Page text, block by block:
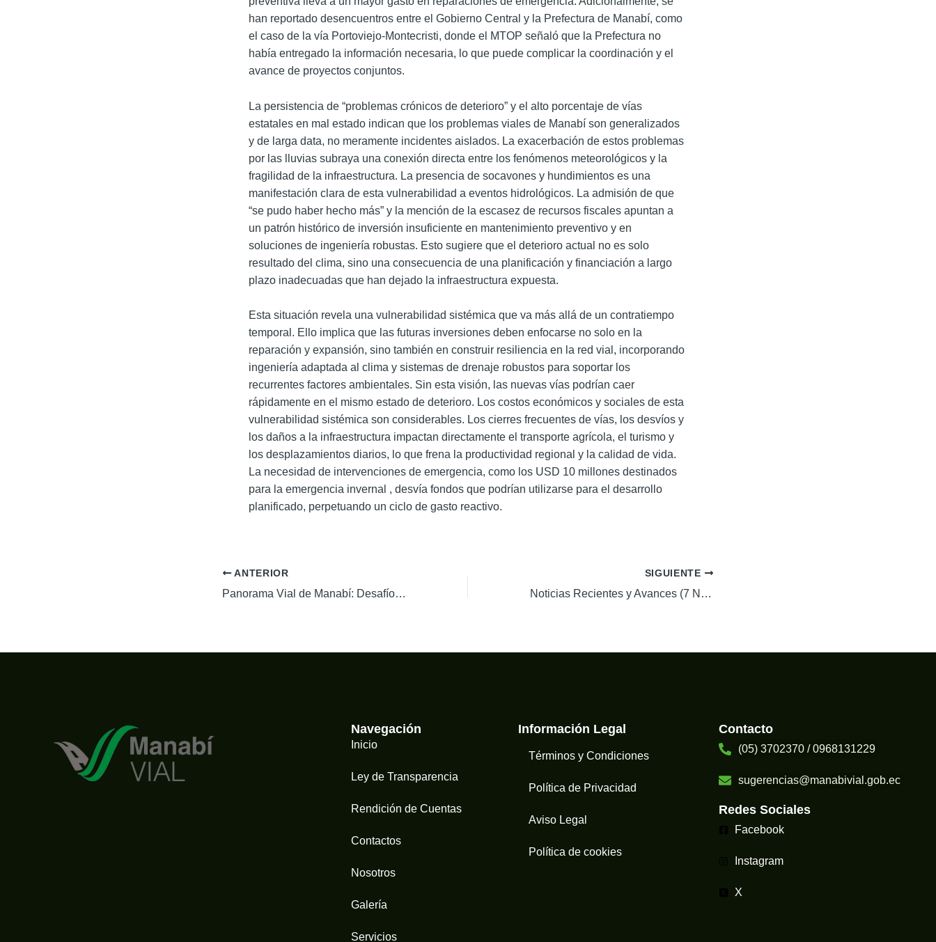
han reportado desencuentros entre el Gobierno Central y la Prefectura de Manabí, como
el caso de la vía Portoviejo-Montecristi, donde el MTOP señaló que la Prefectura no
había entregado la información necesaria, lo que puede complicar la coordinación y el
avance de proyectos conjuntos.
La persistencia de “problemas crónicos de deterioro” y el alto porcentaje de vías
estatales en mal estado indican que los problemas viales de Manabí son generalizados
y de larga data, no meramente incidentes aislados. La exacerbación de estos problemas
por las lluvias subraya una conexión directa entre los fenómenos meteorológicos y la
fragilidad de la infraestructura. La presencia de socavones y hundimientos es una
manifestación clara de esta vulnerabilidad a eventos hidrológicos. La admisión de que
“se pudo haber hecho más” y la mención de la escasez de recursos fiscales apuntan a
un patrón histórico de inversión insuficiente en mantenimiento preventivo y en
soluciones de ingeniería robustas. Esto sugiere que el deterioro actual no es solo
resultado del clima, sino una consecuencia de una planificación y financiación a largo
plazo inadecuadas que han dejado la infraestructura expuesta.
Esta situación revela una vulnerabilidad sistémica que va más allá de un contratiempo
temporal. Ello implica que las futuras inversiones deben enfocarse no solo en la
reparación y expansión, sino también en construir resiliencia en la red vial, incorporando
ingeniería adaptada al clima y sistemas de drenaje robustos para soportar los
recurrentes factores ambientales. Sin esta visión, las nuevas vías podrían caer
rápidamente en el mismo estado de deterioro. Los costos económicos y sociales de esta
vulnerabilidad sistémica son considerables. Los cierres frecuentes de vías, los desvíos y
los daños a la infraestructura impactan directamente el transporte agrícola, el turismo y
los desplazamientos diarios, lo que frena la productividad regional y la calidad de vida.
La necesidad de intervenciones de emergencia, como los USD 10 millones destinados
para la emergencia invernal , desvía fondos que podrían utilizarse para el desarrollo
planificado, perpetuando un ciclo de gasto reactivo.
ANTERIOR
Panorama Vial de Manabí: Desafíos, Avances y Proyectos Estratégicos (2024-2025)
SIGUIENTE
Noticias Recientes y Avances (7 Noticias con Referencia a Imágenes)
Navegación
Inicio
Ley de Transparencia
Rendición de Cuentas
Contactos
Nosotros
Galería
Servicios
Información Legal
Términos y Condiciones
Política de Privacidad
Aviso Legal
Política de cookies
Contacto
(05) 3702370 / 0968131229
sugerencias@manabivial.gob.ec​
Redes Sociales
Facebook
Instagram
X